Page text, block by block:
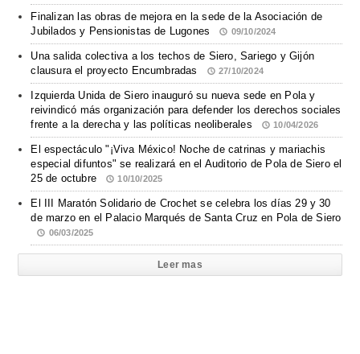
Finalizan las obras de mejora en la sede de la Asociación de
Jubilados y Pensionistas de Lugones
09/10/2024
Una salida colectiva a los techos de Siero, Sariego y Gijón
clausura el proyecto Encumbradas
27/10/2024
Izquierda Unida de Siero inauguró su nueva sede en Pola y
reivindicó más organización para defender los derechos sociales
frente a la derecha y las políticas neoliberales
10/04/2026
El espectáculo "¡Viva México! Noche de catrinas y mariachis
especial difuntos" se realizará en el Auditorio de Pola de Siero el
25 de octubre
10/10/2025
El III Maratón Solidario de Crochet se celebra los días 29 y 30
de marzo en el Palacio Marqués de Santa Cruz en Pola de Siero
06/03/2025
Leer mas